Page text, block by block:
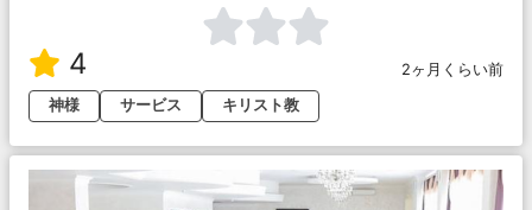
4
2ヶ月くらい前
神様
サービス キリスト教